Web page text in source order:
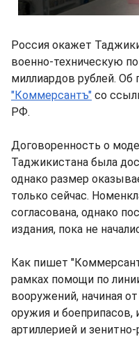
Россия окажет
военно-техническую
миллиардов рублей. Об
"Коммерсантъ" со
РФ.
Договоренность о
Таджикистана была
однако размер
только сейчас.
согласована, однако
издания, пока не
Как пишет
рамках помощи по
вооружений, начиная
оружия и боеприпасов,
артиллерией и